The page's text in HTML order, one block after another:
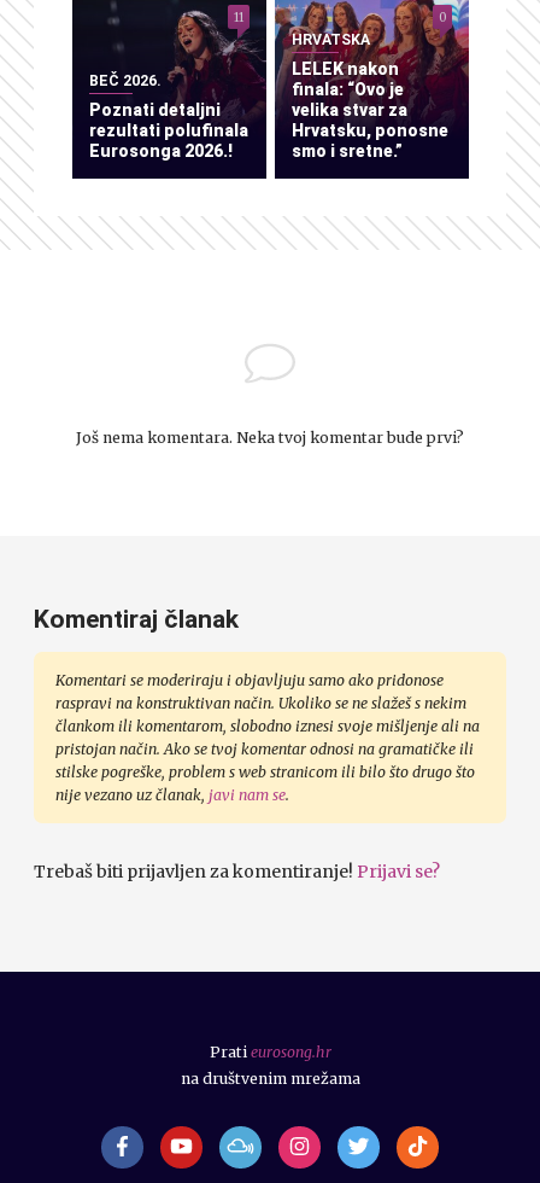
BEČ 2026.
Poznati detaljni
rezultati polufinala
Eurosonga 2026.!
11
HRVATSKA
LELEK nakon
finala: “Ovo je
velika stvar za
Hrvatsku, ponosne
smo i sretne.”
0
Još nema komentara. Neka tvoj komentar bude prvi?
Komentiraj članak
Komentari se moderiraju i objavljuju samo ako pridonose
raspravi na konstruktivan način. Ukoliko se ne slažeš s nekim
člankom ili komentarom, slobodno iznesi svoje mišljenje ali na
pristojan način. Ako se tvoj komentar odnosi na gramatičke ili
stilske pogreške, problem s web stranicom ili bilo što drugo što
nije vezano uz članak, javi nam se.
Trebaš biti prijavljen za komentiranje! Prijavi se?
Prati eurosong.hr
na društvenim mrežama